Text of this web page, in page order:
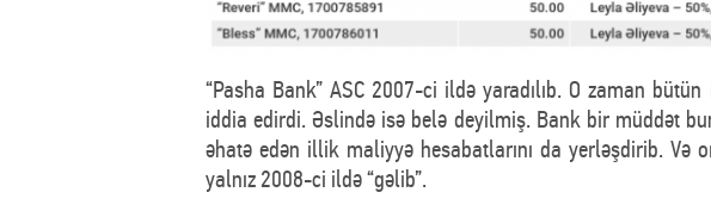
“Pasha Bank” ASC 2007-ci ildə yaradılıb. O zaman
iddia edirdi. Əslində isə belə deyilmiş. Bank bir müddət
əhatə edən illik maliyyə hesabatlarını da yerləşdirib. Və
yalnız 2008-ci ildə “gəlib”.